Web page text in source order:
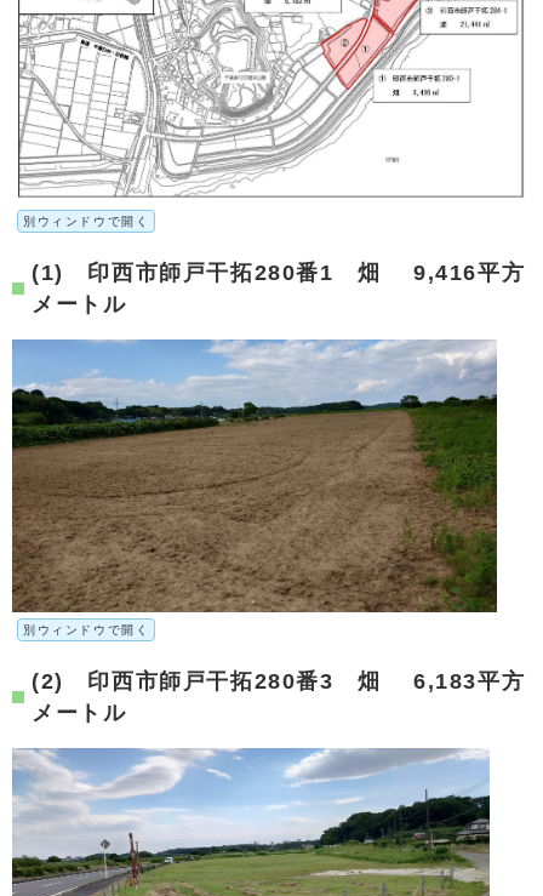
別ウィンドウで開く
(1) 印西市師戸干拓280番1 畑 9,416平方
メートル
別ウィンドウで開く
(2) 印西市師戸干拓280番3 畑 6,183平方
メートル